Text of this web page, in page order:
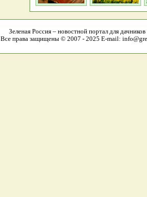
Зеленая Россия – новостной портал для
Все права защищены © 2007 - 2025 E-mail: